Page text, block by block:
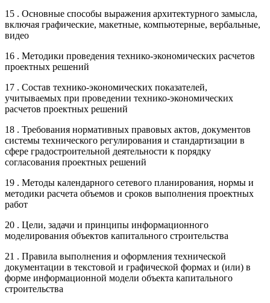
15 . Основные способы выражения архитектурного замысла,
включая графические, макетные, компьютерные, вербальные,
видео
16 . Методики проведения технико-экономических расчетов
проектных решений
17 . Состав технико-экономических показателей,
учитываемых при проведении технико-экономических
расчетов проектных решений
18 . Требования нормативных правовых актов, документов
системы технического регулирования и стандартизации в
сфере градостроительной деятельности к порядку
согласования проектных решений
19 . Методы календарного сетевого планирования, нормы и
методики расчета объемов и сроков выполнения проектных
работ
20 . Цели, задачи и принципы информационного
моделирования объектов капитального строительства
21 . Правила выполнения и оформления технической
документации в текстовой и графической формах и (или) в
форме информационной модели объекта капитального
строительства